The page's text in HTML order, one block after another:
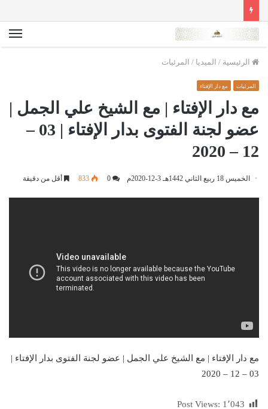
الرئيسية / الميديا / المرئيات
المرئيات مع دار الإفتاء
مع دار الإفتاء | مع الشيخ علي الجمل |
عضو لجنة الفتوى بدار الإفتاء | 03 –
12 – 2020
الخميس 18 ربيع الثاني 1442هـ 3-12-2020م 0
833 أقل من دقيقة
مع دار الإفتاء | مع الشيخ علي الجمل | عضو لجنة الفتوى بدار الإفتاء |
03 – 12 – 2020
Post Views: 1٬043